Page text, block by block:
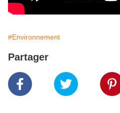
#Environnement
Partager